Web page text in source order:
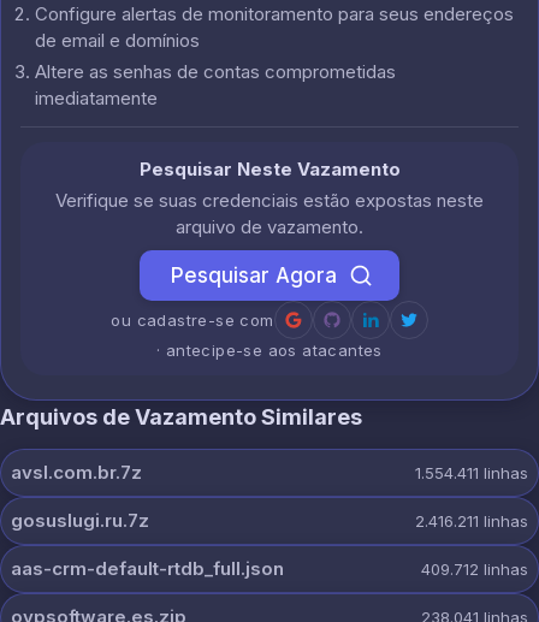
Configure alertas de monitoramento para seus endereços
de email e domínios
Altere as senhas de contas comprometidas
imediatamente
Pesquisar Neste Vazamento
Verifique se suas credenciais estão expostas neste
arquivo de vazamento.
Pesquisar Agora
ou cadastre-se com
· antecipe-se aos atacantes
Arquivos de Vazamento Similares
avsl.com.br.7z 1.554.411 linhas
gosuslugi.ru.7z 2.416.211 linhas
aas-crm-default-rtdb_full.json 409.712 linhas
ovpsoftware.es.zip 238.041 linhas